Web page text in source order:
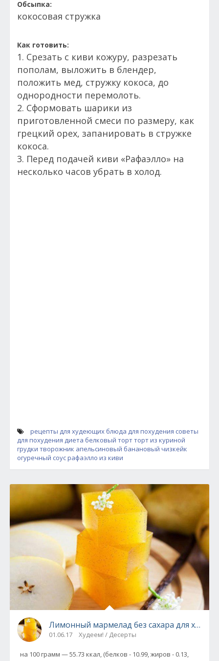
Обсыпка:
кокосовая стружка
Как готовить:
1. Срезать с киви кожуру, разрезать
пополам, выложить в блендер,
положить мед, стружку кокоса, до
однородности перемолоть.
2. Сформовать шарики из
приготовленной смеси по размеру, как
грецкий орех, запанировать в стружке
кокоса.
3. Перед подачей киви «Рафаэлло» на
несколько часов убрать в холод.
рецепты для худеющих блюда для похудения советы
для похудения диета белковый тортторт из куриной
грудки творожник апельсиновый банановый чизкейк
огуречный соусрафаэлло из киви
Лимонный мармелад без сахара для
01.06.17 Худеем! / Десерты
на 100 грамм — 55.73 ккал, (белков - 10.99, жиров - 0.13,